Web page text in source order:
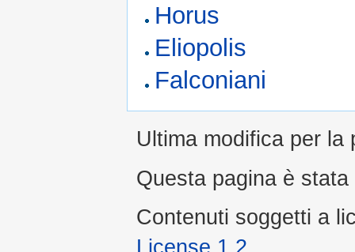
Horus
Eliopolis
Falconiani
Ultima modifica per la
Questa pagina è
Contenuti soggetti a
License 1.2